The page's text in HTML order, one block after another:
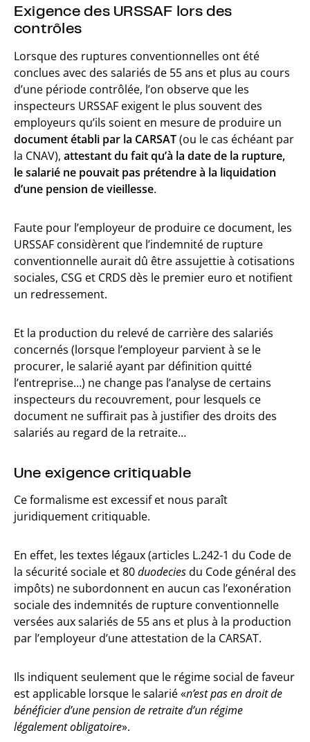
Exigence des URSSAF lors des
contrôles
Lorsque des ruptures conventionnelles ont été
conclues avec des salariés de 55 ans et plus au cours
d’une période contrôlée, l’on observe que les
inspecteurs URSSAF exigent le plus souvent des
employeurs qu’ils soient en mesure de produire un
document établi par la CARSAT(ou le cas échéant par
la CNAV), attestant du fait qu’à la date de la rupture,
le salarié ne pouvait pas prétendre à la liquidation
d’une pension de vieillesse.
Faute pour l’employeur de produire ce document, les
URSSAF considèrent que l’indemnité de rupture
conventionnelle aurait dû être assujettie à cotisations
sociales, CSG et CRDS dès le premier euro et notifient
un redressement.
Et la production du relevé de carrière des salariés
concernés (lorsque l’employeur parvient à se le
procurer, le salarié ayant par définition quitté
l’entreprise…) ne change pas l’analyse de certains
inspecteurs du recouvrement, pour lesquels ce
document ne suffirait pas à justifier des droits des
salariés au regard de la retraite…
Une exigence critiquable
Ce formalisme est excessif et nous paraît
juridiquement critiquable.
En effet, les textes légaux (articles L.242-1 du Code de
la sécurité sociale et 80duodeciesdu Code général des
impôts) ne subordonnent en aucun cas l’exonération
sociale des indemnités de rupture conventionnelle
versées aux salariés de 55 ans et plus à la production
par l’employeur d’une attestation de la CARSAT.
Ils indiquent seulement que le régime social de faveur
est applicable lorsque le salarié «n’est pas en droit de
bénéficier d’une pension de retraite d’un régime
légalement obligatoire».